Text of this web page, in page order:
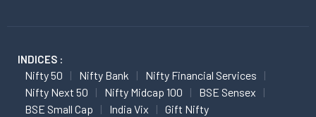
INDICES :
Nifty 50 Nifty Bank
Nifty Financial Services
Nifty Next 50
Nifty Midcap 100
BSE Sensex
BSE Small Cap
India Vix Gift Nifty